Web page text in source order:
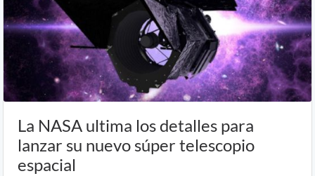
La NASA ultima los detalles para
lanzar su nuevo súper telescopio
espacial